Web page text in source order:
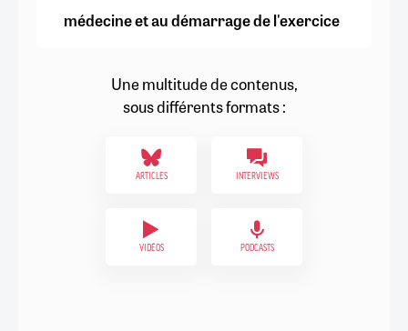
médecine et au démarrage de l'exercice
Une multitude de contenus,
sous différents formats :
ARTICLES INTERVIEWS
VIDÉOS PODCASTS